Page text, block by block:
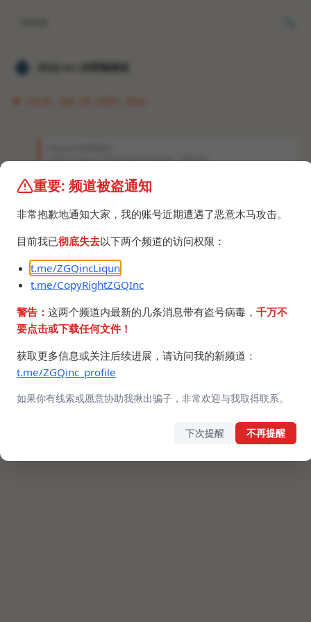
𝐙𝐆𝐐 ɪɴᴄ.的唠嗑频道
zgqinc & zgq-inc 在部分地区已无法连接，原因未知。
现在可以连了，莫名其妙的，难不成仪表盘爆炸还波
及到ZeroTrust了？
顺便，这段时间研究了一下ZeroTrust仪表盘，发现
可以自定义登录页面，添加多个邮箱白名单和使用第
三方账号登录，目前
面，并添加Outlook邮箱支持。
重要: 频道被盗通知
非常抱歉地通知大家，我的账号近期遭遇了恶意木马攻击。
目前我已彻底失去以下两个频道的访问权限：
t.me/ZGQincLiqun
t.me/CopyRightZGQInc
警告： 这两个频道内最新的几条消息带有盗号病毒， 千万不
要点击或下载任何文件！
获取更多信息或关注后续进展，请访问我的新频道：
t.me/ZGQinc_profile
如果你有线索或愿意协助我揪出骗子，非常欢迎与我取得联系。
下次提醒 不再提醒